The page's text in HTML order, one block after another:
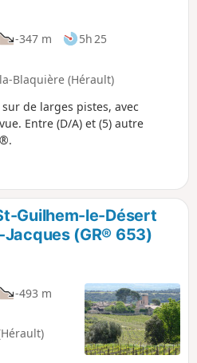
-347 m
5h 25
Blaquière (Hérault)
de larges pistes, avec
Entre (D/A) et (5) autre
Guilhem-le-Désert
(GR® 653)
-493 m